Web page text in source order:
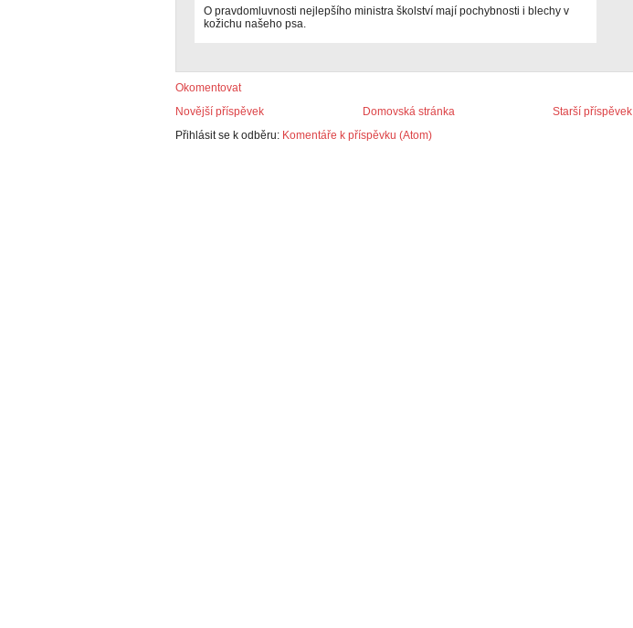
O pravdomluvnosti nejlepšího ministra školství mají pochybnosti i blechy v
kožichu našeho psa.
Okomentovat
Novější příspěvek
Starší příspěvek
Domovská stránka
Přihlásit se k odběru: Komentáře k příspěvku (Atom)